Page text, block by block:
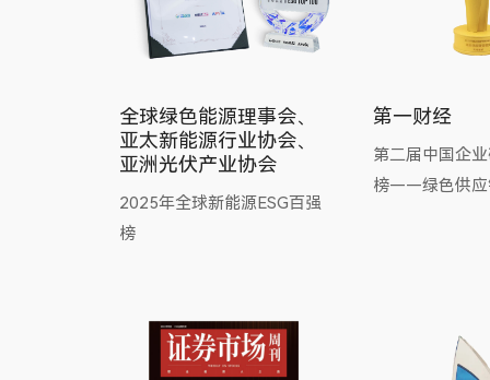
全球绿色能源理事会、
亚太新能源行业协会、
亚洲光伏产业协会
2025年全球新能源ESG百强
榜
第一财经
第二届中国企
榜——绿色供应